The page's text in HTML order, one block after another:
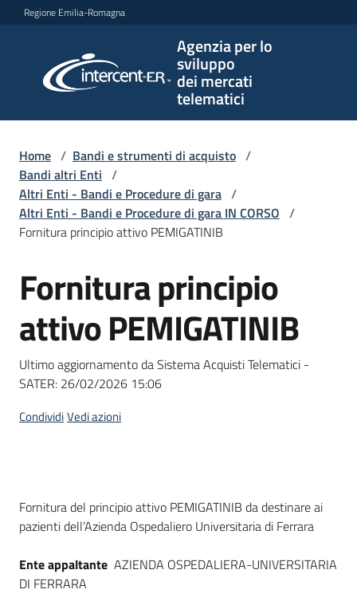
Vai al contenuto
Vai alla navigazione
Vai al footer
Regione Emilia-Romagna
Agenzia per lo
sviluppo
dei mercati
telematici
per lo
sviluppo
telematici
L'Agenzia
Bandi
strumenti
acquisto
telematiche
Home / Bandi e strumenti di acquisto /
Bandi altri Enti /
Altri Enti - Bandi e Procedure di gara /
Altri Enti - Bandi e Procedure di gara IN CORSO /
Fornitura principio attivo PEMIGATINIB
Salta al contenuto
Fornitura principio
attivo PEMIGATINIB
Ultimo aggiornamento da Sistema Acquisti Telematici -
SATER: 26/02/2026 15:06
CondividiVedi azioni
Dati del bando
Fornitura del principio attivo PEMIGATINIB da destinare ai
pazienti dell’Azienda Ospedaliero Universitaria di Ferrara
Ente appaltante AZIENDA OSPEDALIERA-UNIVERSITARIA
DI FERRARA